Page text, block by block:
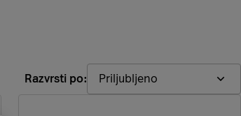
Razvrsti po: Priljubljeno